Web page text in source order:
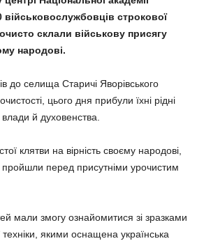
військовослужбовців строкової
склали військову присягу
народові.
до селища Старичі Яворівського
цього дня прибули їхні рідні
влади й духовенства.
клятви на вірність своєму народові,
пройшли перед присутніми урочистим
мали змогу ознайомитися зі зразками
техніки, якими оснащена українська